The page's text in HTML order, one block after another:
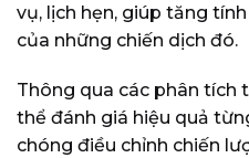
vụ, lịch hẹn, giúp tăng
của những chiến dịch đó.
Thông qua các phân tích
thể đánh giá hiệu quả
chóng điều chỉnh chiến